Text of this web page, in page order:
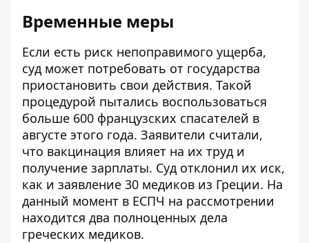
Временные меры
Если есть риск непоправимого ущерба,
суд может потребовать от государства
приостановить свои действия. Такой
процедурой пытались воспользоваться
больше 600 французских спасателей в
августе этого года. Заявители считали,
что вакцинация влияет на их труд и
получение зарплаты. Суд отклонил их иск,
как и заявление 30 медиков из Греции. На
данный момент в ЕСПЧ на рассмотрении
находится два полноценных дела
греческих медиков.